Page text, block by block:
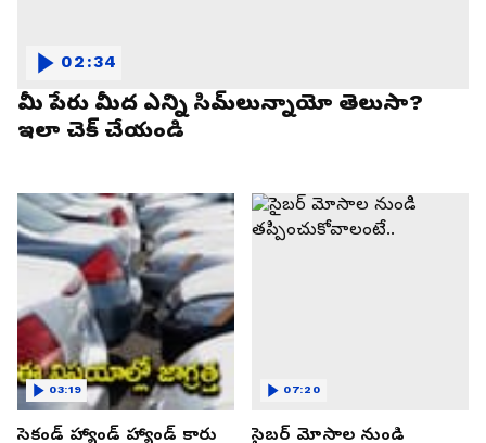
మీ పేరు మీద ఎన్ని సిమ్‌లున్నాయో తెలుసా?
ఇలా చెక్ చేయండి
02:34
సెకండ్ హ్యాండ్ హ్యాండ్ కారు
03:19
సైబర్ మోసాల నుండి
07:20